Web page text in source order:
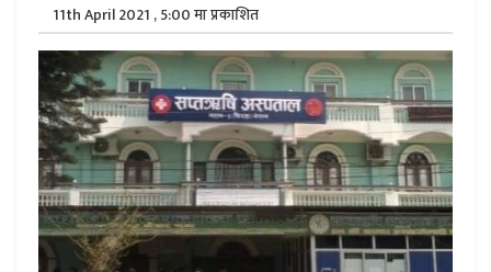
11th April 2021 , 5:00 मा प्रकाशित